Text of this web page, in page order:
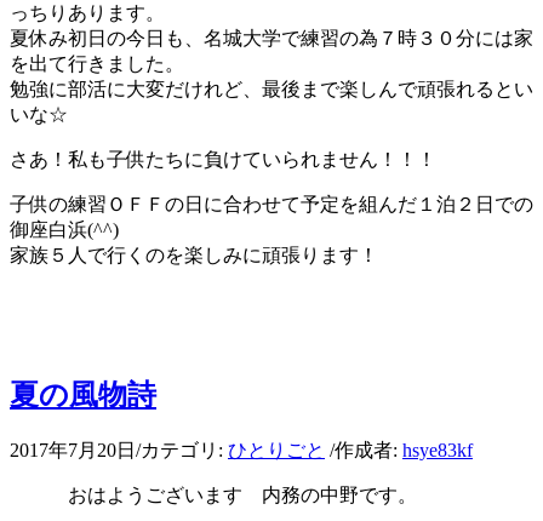
っちりあります。
夏休み初日の今日も、名城大学で練習の為７時３０分には家
を出て行きました。
勉強に部活に大変だけれど、最後まで楽しんで頑張れるとい
いな☆
さあ！私も子供たちに負けていられません！！！
子供の練習ＯＦＦの日に合わせて予定を組んだ１泊２日での
御座白浜(^^)
家族５人で行くのを楽しみに頑張ります！
夏の風物詩
2017年7月20日 /カテゴリ: ひとりごと /作成者: hsye83kf
おはようございます 内務の中野です。